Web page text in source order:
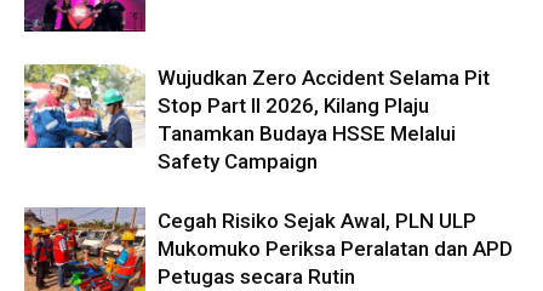
Wujudkan Zero Accident Selama Pit
Stop Part II 2026, Kilang Plaju
Tanamkan Budaya HSSE Melalui
Safety Campaign
Cegah Risiko Sejak Awal, PLN ULP
Mukomuko Periksa Peralatan dan APD
Petugas secara Rutin